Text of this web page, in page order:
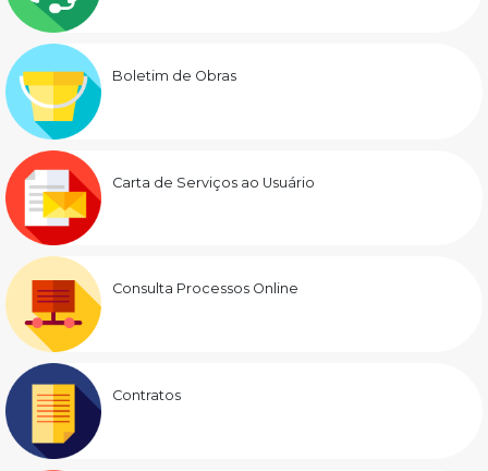
Boletim de Obras
Carta de Serviços ao Usuário
Consulta Processos Online
Contratos